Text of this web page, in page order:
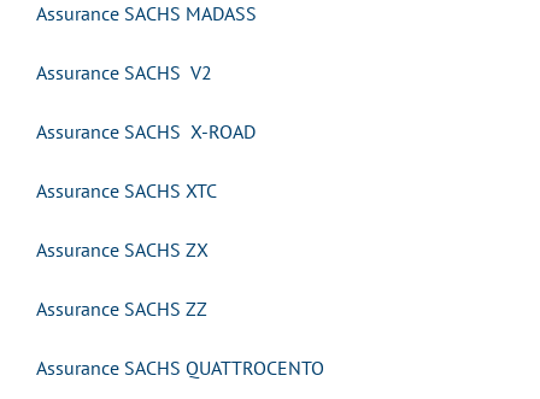
Assurance SACHS MADASS
Assurance SACHS V2
Assurance SACHS X-ROAD
Assurance SACHS XTC
Assurance SACHS ZX
Assurance SACHS ZZ
Assurance SACHS QUATTROCENTO